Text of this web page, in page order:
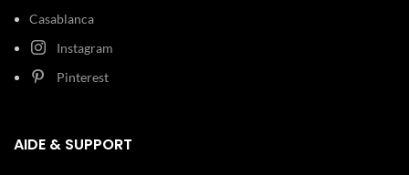
Casablanca
Instagram
Pinterest
AIDE & SUPPORT